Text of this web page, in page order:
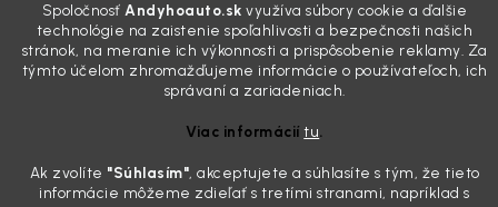
Spoločnosť Andyhoauto.sk využíva súbory cookie a ďalšie
technológie na zaistenie spoľahlivosti a bezpečnosti našich
stránok, na meranie ich výkonnosti a prispôsobenie reklamy. Za
týmto účelom zhromažďujeme informácie o používateľoch, ich
správaní a zariadeniach.
Viac informáciítu.
Ak zvolíte "Súhlasím", akceptujete a súhlasíte s tým, že tieto
informácie môžeme zdieľať s tretími stranami, napríklad s
mriežkach ventilácie, okolo tlačidiel a v švíkoch sedačiek na vás stále
drzo pozerá prach. Handra ani vysávač tam jednodu...
Detailing nemusí stáť výplatu: 5 kúskov autokozmetiky,
ktoré sa teraz reálne oplatia
niekoho nuda, pre nás najlepší relax. Lenže keď si v košíku spočítate
všetky tie fľaštičky, šampóny a utierky, výsledná suma vie poriadne